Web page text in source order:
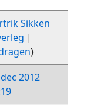
Sikken
|
)
2012